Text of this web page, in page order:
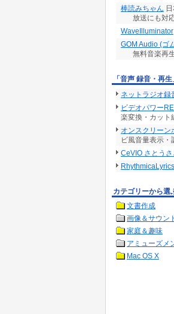
棒読みちゃん
放送にも対
WaveIlluminator
GOM Audio (ゴ
無料音楽再
「音声 録音・再
ネットラジオ録
ビデオパワー
楽変換・カット
オンスクリーン
ビ風音量表示・
CeVIO さとう
カテゴリーから選
文書作成
画像＆サウン
家庭＆趣味
アミューズメ
Mac OS X